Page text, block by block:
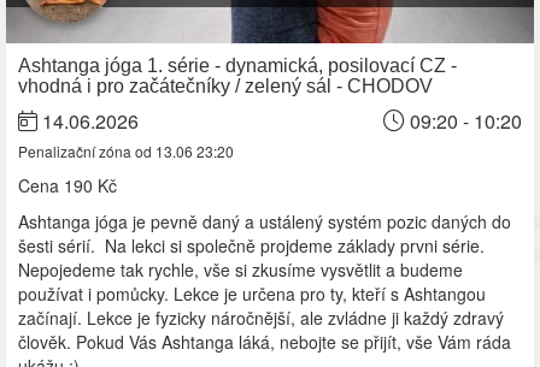
Ashtanga jóga 1. série - dynamická, posilovací CZ -
vhodná i pro začátečníky / zelený sál - CHODOV
14.06.2026 09:20 - 10:20
Penalizační zóna od 13.06 23:20
Cena 190 Kč
Ashtanga jóga je pevně daný a ustálený systém pozic daných do
šesti sérií. Na lekci si společně projdeme základy prvni série.
Nepojedeme tak rychle, vše si zkusíme vysvětlit a budeme
používat i pomůcky. Lekce je určena pro ty, kteří s Ashtangou
začínají. Lekce je fyzicky náročnější, ale zvládne ji každý zdravý
člověk. Pokud Vás Ashtanga láká, nebojte se přijít, vše Vám ráda